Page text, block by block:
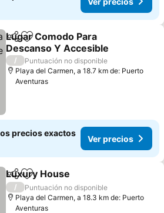
CompartirAgregar a favoritos
Lugar Comodo Para
Descanso Y Accesible
Ver precios
/
Puntuación no disponible
Playa del Carmen, a 18.7 km de: Puerto
Aventuras
precios exactos
Ver precios
CompartirAgregar a favoritos
Luxury House
/
Puntuación no disponible
Playa del Carmen, a 18.3 km de: Puerto
Aventuras